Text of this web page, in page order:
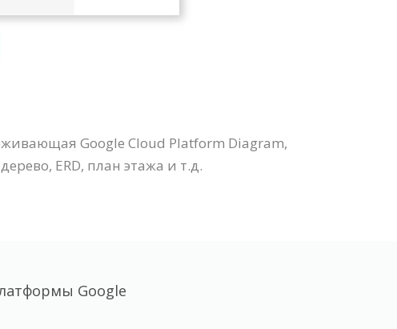
Google Cloud Platform Diagram,
ERD, план этажа и т.д.
Google